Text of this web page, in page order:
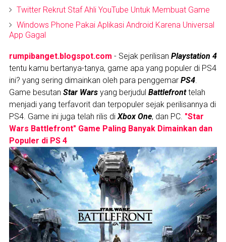
Twitter Rekrut Staf Ahli YouTube Untuk Membuat Game
Windows Phone Pakai Aplikasi Android Karena Universal
App Gagal
rumpibanget.blogspot.com - Sejak perilisan Playstation 4
tentu kamu bertanya-tanya, game apa yang populer di PS4
ini? yang sering dimainkan oleh para penggemar PS4.
Game besutan Star Warsyang berjudul Battlefronttelah
menjadi yang terfavorit dan terpopuler sejak perilisannya di
PS4. Game ini juga telah rilis diXbox One, dan PC. "Star
Wars Battlefront" Game Paling Banyak Dimainkan dan
Populer di PS 4